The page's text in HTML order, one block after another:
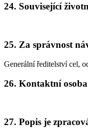
24. Související
25. Za správnost
Generální ředitelství cel,
26. Kontaktní osoba
27. Popis je